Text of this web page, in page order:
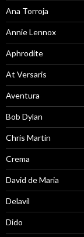
Ana Torroja
Annie Lennox
Aphrodite
At Versaris
Aventura
Bob Dylan
Chris Martin
Crema
David de Maria
Delavil
Dido